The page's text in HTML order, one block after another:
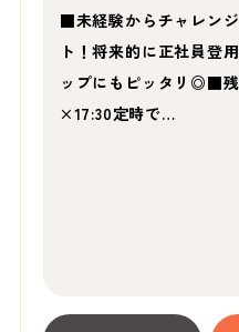
■未経験からチャレン
ト！将来的に正社員登
ップにもピッタリ◎■
×17:30定時で…